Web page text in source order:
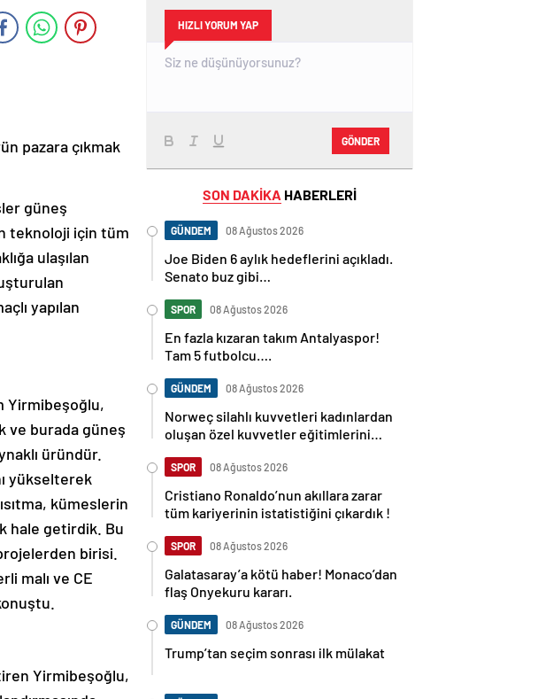
pazara çıkmak
güneş
teknoloji için tüm
ulaşılan
yapılan
Yirmibeşoğlu,
ve burada güneş
üründür.
yükselterek
kümeslerin
hale getirdik. Bu
birisi.
malı ve CE
Yirmibeşoğlu,
HIZLI YORUM YAP
GÖNDER
SON DAKİKA HABERLERİ
GÜNDEM 08 Ağustos 2026
Joe Biden 6 aylık hedeflerini açıkladı.
Senato buz gibi…
SPOR 08 Ağustos 2026
En fazla kızaran takım Antalyaspor!
Tam 5 futbolcu….
GÜNDEM 08 Ağustos 2026
Norweç silahlı kuvvetleri kadınlardan
oluşan özel kuvvetler eğitimlerini
SPOR 08 Ağustos 2026
Cristiano Ronaldo’nun akıllara zarar
tüm kariyerinin istatistiğini çıkardık !
SPOR 08 Ağustos 2026
Galatasaray’a kötü haber! Monaco’dan
flaş Onyekuru kararı.
GÜNDEM 08 Ağustos 2026
Trump’tan seçim sonrası ilk mülakat